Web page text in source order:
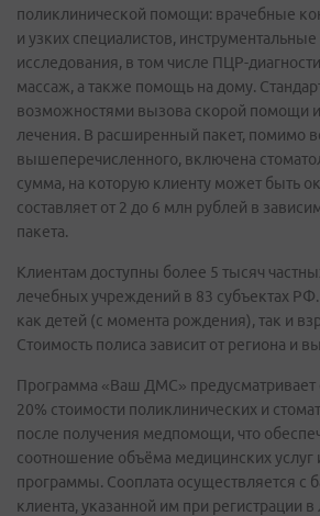
поликлинической помощи: врачебные
и узких специалистов,
исследования, в том числе ПЦР-
массаж, а также помощь на дому.
возможностями вызова скорой помощи и
лечения. В расширенный пакет, помимо
вышеперечисленного, включена
сумма, на которую клиенту может быть
составляет от 2 до 6 млн рублей в
пакета.
Клиентам доступны более 5 тысяч
лечебных учреждений в 83 субъектах
как детей (с момента рождения), так и
Стоимость полиса зависит от региона и
Программа «Ваш ДМС» предусматривает
20% стоимости поликлинических и
после получения медпомощи, что
соотношение объёма медицинских услуг
программы. Сооплата осуществляется с
клиента, указанной им при регистрации